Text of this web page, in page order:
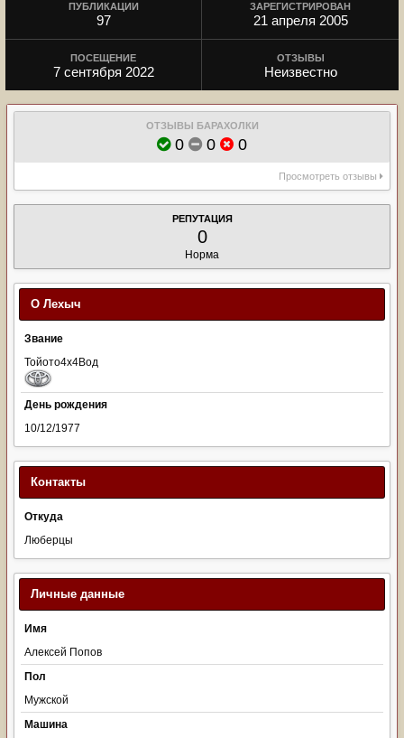
ПУБЛИКАЦИИ
97
ЗАРЕГИСТРИРОВАН
21 апреля 2005
ПОСЕЩЕНИЕ
7 сентября 2022
ОТЗЫВЫ
Неизвестно
ОТЗЫВЫ БАРАХОЛКИ
0 0 0
Просмотреть отзывы
РЕПУТАЦИЯ
0
Норма
О Лехыч
Звание
Тойото4х4Вод
День рождения
10/12/1977
Контакты
Откуда
Люберцы
Личные данные
Имя
Алексей Попов
Пол
Мужской
Машина